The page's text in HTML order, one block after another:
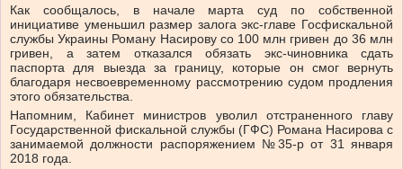
Как сообщалось, в начале марта суд по собственной
инициативе уменьшил размер залога экс-главе Госфискальной
службы Украины Роману Насирову со 100 млн гривен до 36 млн
гривен, а затем отказался обязать экс-чиновника сдать
паспорта для выезда за границу, которые он смог вернуть
благодаря несвоевременному рассмотрению судом продления
этого обязательства.
Напомним, Кабинет министров уволил отстраненного главу
Государственной фискальной службы (ГФС) Романа Насирова с
занимаемой должности распоряжением №35-р от 31 января
2018 года.